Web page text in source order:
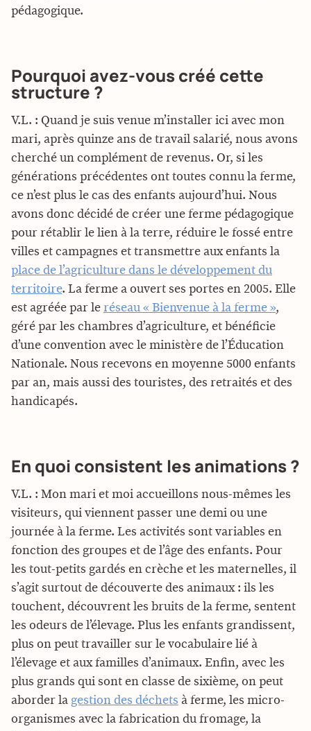
pédagogique.
Pourquoi avez-vous créé cette
structure ?
V.L. : Quand je suis venue m’installer ici avec mon
mari, après quinze ans de travail salarié, nous avons
cherché un complément de revenus. Or, si les
générations précédentes ont toutes connu la ferme,
ce n’est plus le cas des enfants aujourd’hui. Nous
avons donc décidé de créer une ferme pédagogique
pour rétablir le lien à la terre, réduire le fossé entre
villes et campagnes et transmettre aux enfants la
place de l’agriculture dans le développement du
territoire. La ferme a ouvert ses portes en 2005. Elle
est agréée par le réseau « Bienvenue à la ferme »,
géré par les chambres d’agriculture, et bénéficie
d’une convention avec le ministère de l’Éducation
Nationale. Nous recevons en moyenne 5000 enfants
par an, mais aussi des touristes, des retraités et des
handicapés.
En quoi consistent les animations ?
V.L. : Mon mari et moi accueillons nous-mêmes les
visiteurs, qui viennent passer une demi ou une
journée à la ferme. Les activités sont variables en
fonction des groupes et de l’âge des enfants. Pour
les tout-petits gardés en crèche et les maternelles, il
s’agit surtout de découverte des animaux : ils les
touchent, découvrent les bruits de la ferme, sentent
les odeurs de l’élevage. Plus les enfants grandissent,
plus on peut travailler sur le vocabulaire lié à
l’élevage et aux familles d’animaux. Enfin, avec les
plus grands qui sont en classe de sixième, on peut
aborder la gestion des déchets à ferme, les micro-
organismes avec la fabrication du fromage, la